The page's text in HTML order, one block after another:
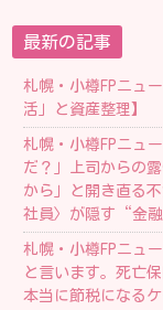
最新の記事
札幌・小樽FPニュ
活」と資産整理】
札幌・小樽FPニュ
だ？」上司からの
から」と開き直る
社員〉が隠す“金融
札幌・小樽FPニュ
と言います。死亡
本当に節税になる